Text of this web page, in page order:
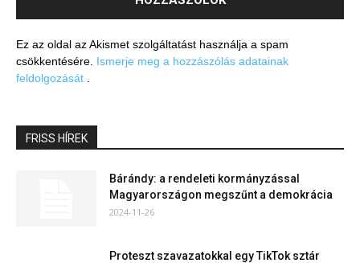
Ez az oldal az Akismet szolgáltatást használja a spam
csökkentésére. Ismerje meg a hozzászólás adatainak
feldolgozását
FRISS HÍREK
Bárándy: a rendeleti kormányzással
Magyarországon megszűnt a demokrácia
2024-11-26
Proteszt szavazatokkal egy TikTok sztár